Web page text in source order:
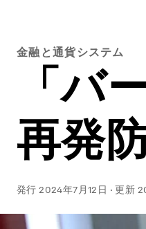
金融と通貨システム
「バ
再発
発行2024年7月12日 ·更新